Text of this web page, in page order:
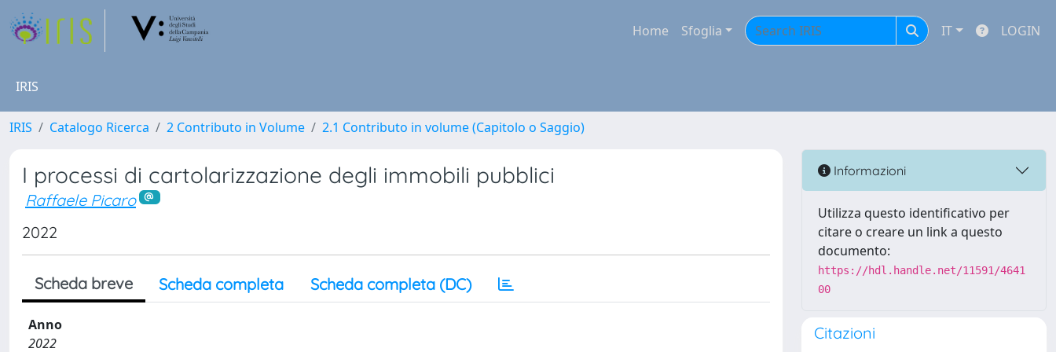
Home Sfoglia IT LOGIN
IRIS
IRIS Catalogo Ricerca 2 Contributo in Volume 2.1 Contributo in volume (Capitolo o Saggio)
I processi di cartolarizzazione degli immobili pubblici
Raffaele Picaro
2022
Scheda breve Scheda completa Scheda completa (DC)
Anno
2022
Informazioni
Utilizza questo identificativo per
citare o creare un link a questo
documento:
https://hdl.handle.net/11591/4641
00
Citazioni